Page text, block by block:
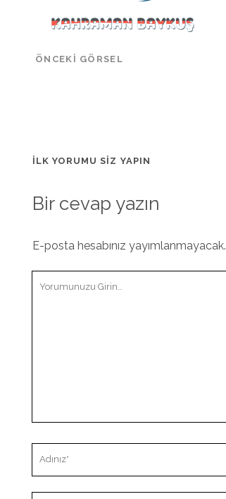
ÖNCEKI GÖRSEL
İLK YORUMU SIZ YAPIN
Bir cevap yazın
E-posta hesabınız yayımlanmayacak.